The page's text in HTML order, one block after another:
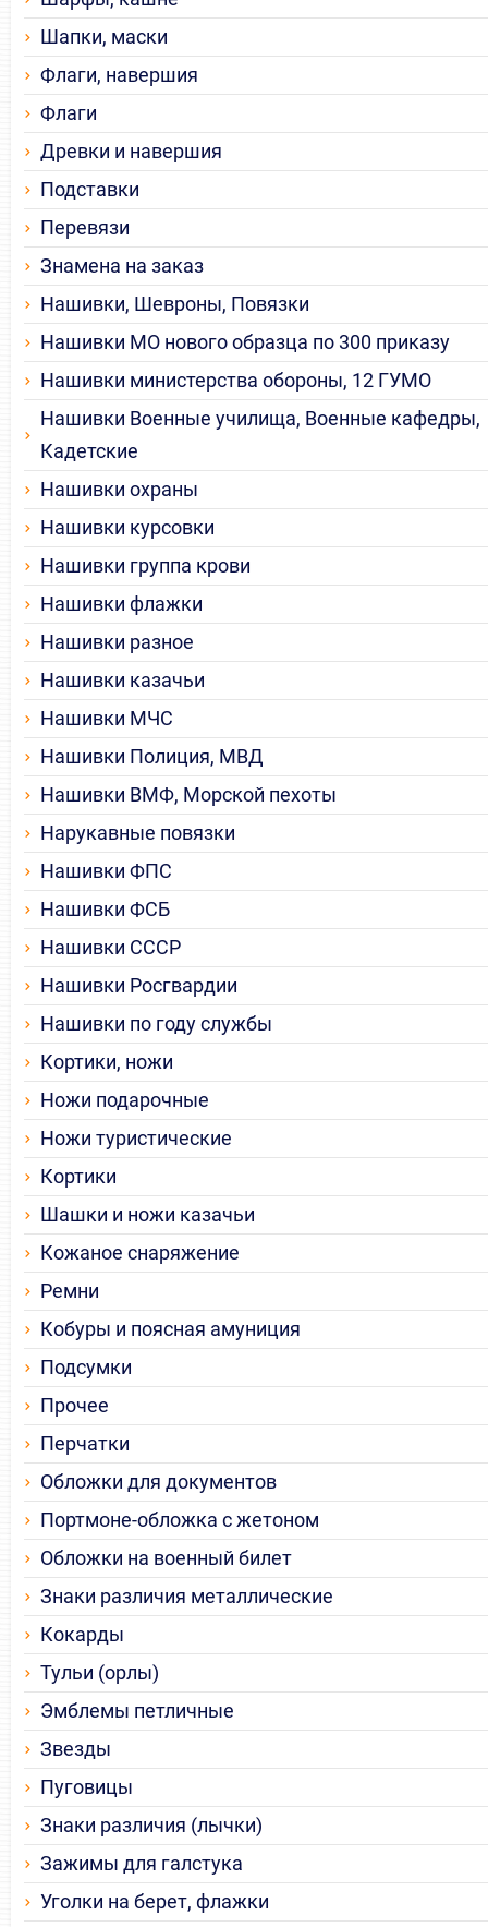
Шапки, маски
Флаги, навершия
Флаги
Древки и навершия
Подставки
Перевязи
Знамена на заказ
Нашивки, Шевроны, Повязки
Нашивки МО нового образца по 300 приказу
Нашивки министерства обороны, 12 ГУМО
Нашивки Военные училища, Военные кафедры,
Кадетские
Нашивки охраны
Нашивки курсовки
Нашивки группа крови
Нашивки флажки
Нашивки разное
Нашивки казачьи
Нашивки МЧС
Нашивки Полиция, МВД
Нашивки ВМФ, Морской пехоты
Нарукавные повязки
Нашивки ФПС
Нашивки ФСБ
Нашивки СССР
Нашивки Росгвардии
Нашивки по году службы
Кортики, ножи
Ножи подарочные
Ножи туристические
Кортики
Шашки и ножи казачьи
Кожаное снаряжение
Ремни
Кобуры и поясная амуниция
Подсумки
Прочее
Перчатки
Обложки для документов
Портмоне-обложка с жетоном
Обложки на военный билет
Знаки различия металлические
Кокарды
Тульи (орлы)
Эмблемы петличные
Звезды
Пуговицы
Знаки различия (лычки)
Зажимы для галстука
Уголки на берет, флажки